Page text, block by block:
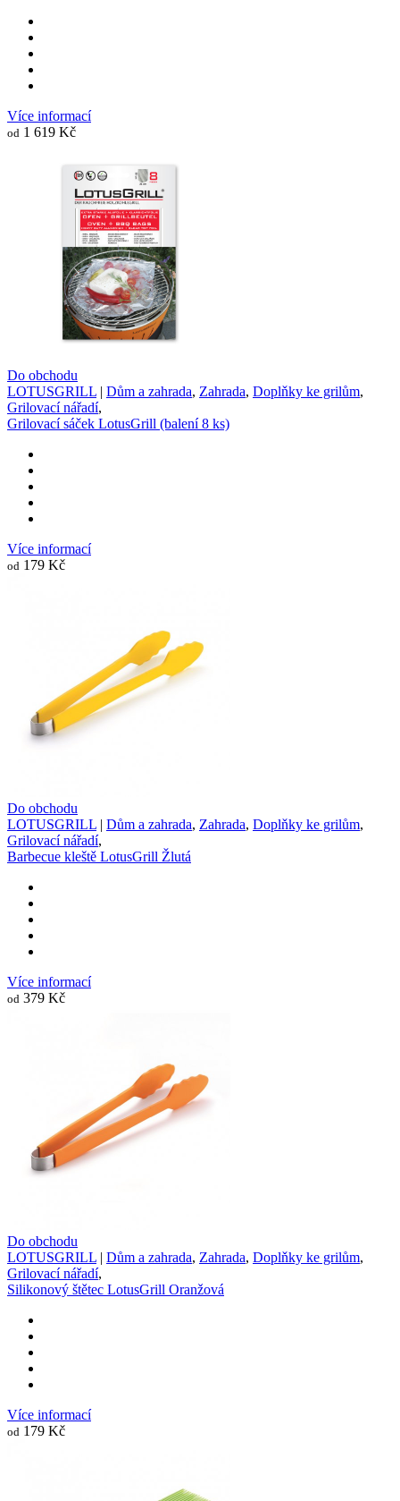
Více informací
od 1 619 Kč
Do obchodu
LOTUSGRILL | Dům a zahrada, Zahrada, Doplňky ke grilům,
Grilovací nářadí,
Grilovací sáček LotusGrill (balení 8 ks)
Více informací
od 179 Kč
Do obchodu
LOTUSGRILL | Dům a zahrada, Zahrada, Doplňky ke grilům,
Grilovací nářadí,
Barbecue kleště LotusGrill Žlutá
Více informací
od 379 Kč
Do obchodu
LOTUSGRILL | Dům a zahrada, Zahrada, Doplňky ke grilům,
Grilovací nářadí,
Silikonový štětec LotusGrill Oranžová
Více informací
od 179 Kč